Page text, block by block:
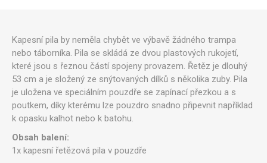
Kapesní pila by neměla chybět ve výbavě žádného trampa
nebo táborníka. Pila se skládá ze dvou plastových rukojetí,
které jsou s řeznou částí spojeny provazem. Řetěz je dlouhý
53 cm a je složený ze snýtovaných dílků s několika zuby. Pila
je uložena ve speciálním pouzdře se zapínací přezkou a s
poutkem, díky kterému lze pouzdro snadno připevnit například
k opasku kalhot nebo k batohu.
Obsah balení:
1x kapesní řetězová pila v pouzdře